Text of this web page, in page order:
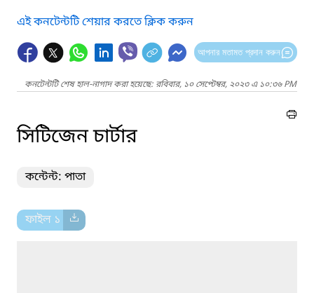
এই কনটেন্টটি শেয়ার করতে ক্লিক করুন
আপনার মতামত প্রদান করুন
কনটেন্টটি শেষ হাল-নাগাদ করা হয়েছে: রবিবার, ১০ সেপ্টেম্বর, ২০২৩ এ ১০:৩৬ PM
সিটিজেন চার্টার
কন্টেন্ট: পাতা
ফাইল ১